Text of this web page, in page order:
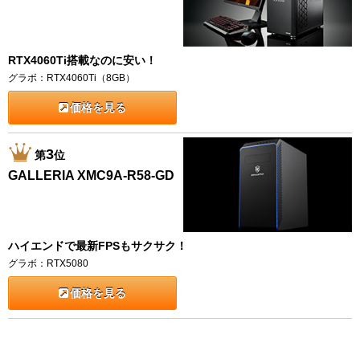
RTX4060Ti搭載なのに安い！
グラボ：RTX4060Ti（8GB）
価格を見る
第3位
GALLERIA XMC9A-R58-GD
ハイエンドで最新FPSもサクサク！
グラボ：RTX5080
価格を見る